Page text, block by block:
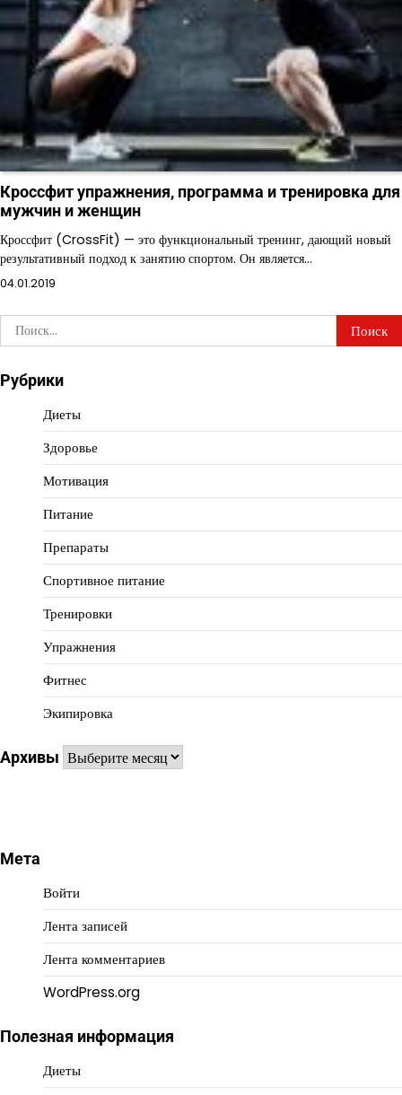
Кроссфит упражнения, программа и тренировка для
мужчин и женщин
Кроссфит (CrossFit) — это функциональный тренинг, дающий новый
результативный подход к занятию спортом. Он является…
04.01.2019
Найти:
Рубрики
Диеты
Здоровье
Мотивация
Питание
Препараты
Спортивное питание
Тренировки
Упражнения
Фитнес
Экипировка
Архивы Архивы
Мета
Войти
Лента записей
Лента комментариев
WordPress.org
Полезная информация
Диеты